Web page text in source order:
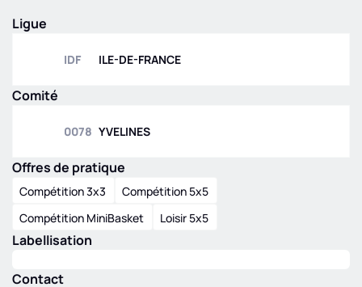
Ligue
IDF ILE-DE-FRANCE
Comité
0078 YVELINES
Offres de pratique
Compétition 3x3
Compétition 5x5
Compétition MiniBasket
Loisir 5x5
Labellisation
Contact